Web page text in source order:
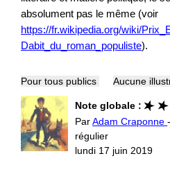
absolument pas le même (voir
https://fr.wikipedia.org/wiki/
Dabit_du_roman_populiste).
Pour tous publics Aucune
Note globale :
ParAdam Craponne
régulier
lundi 17 juin 2019